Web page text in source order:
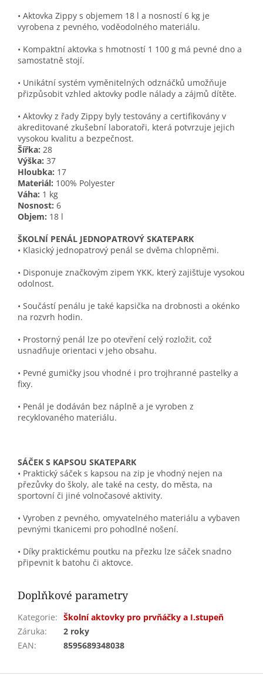
• Aktovka Zippy s objemem 18 l a nosností 6 kg je
vyrobena z pevného, voděodolného materiálu.
• Kompaktní aktovka s hmotností 1 100 g má pevné dno a
samostatně stojí.
• Unikátní systém vyměnitelných odznáčků umožňuje
přizpůsobit vzhled aktovky podle nálady a zájmů dítěte.
• Aktovky z řady Zippy byly testovány a certifikovány v
akreditované zkušební laboratoři, která potvrzuje jejich
vysokou kvalitu a bezpečnost.
Šířka: 28
Výška: 37
Hloubka: 17
Materiál: 100% Polyester
Váha: 1 kg
Nosnost: 6
Objem: 18 l
ŠKOLNÍ PENÁL JEDNOPATROVÝ SKATEPARK
• Klasický jednopatrový penál se dvěma chlopněmi.
• Disponuje značkovým zipem YKK, který zajišťuje vysokou
odolnost.
• Součástí penálu je také kapsička na drobnosti a okénko
na rozvrh hodin.
• Prostorný penál lze po otevření celý rozložit, což
usnadňuje orientaci v jeho obsahu.
• Pevné gumičky jsou vhodné i pro trojhranné pastelky a
fixy.
• Penál je dodáván bez náplně a je vyroben z
recyklovaného materiálu.
SÁČEK S KAPSOU SKATEPARK
• Praktický sáček s kapsou na zip je vhodný nejen na
přezůvky do školy, ale také na cesty, do města, na
sportovní či jiné volnočasové aktivity.
• Vyroben z pevného, omyvatelného materiálu a vybaven
pevnými tkanicemi pro pohodlné nošení.
• Díky praktickému poutku na přezku lze sáček snadno
připevnit k batohu či aktovce.
Doplňkové parametry
Kategorie: Školní aktovky pro prvňáčky a I.stupeň
Záruka:
2 roky
EAN: 8595689348038
Z